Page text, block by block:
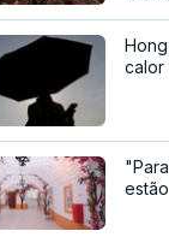
calor